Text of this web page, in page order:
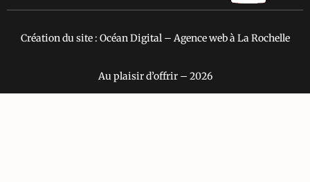
Création du site : Océan Digital – Agence web à La Rochelle
Au plaisir d’offrir – 2026